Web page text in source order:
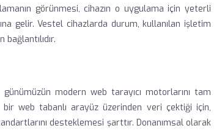
görünmesi, cihazın o uygulama için yeterli
gelir. Vestel cihazlarda durum, kullanılan işletim
modern web tarayıcı motorlarını tam
bir web tabanlı arayüz üzerinden veri çektiği için,
desteklemesi şarttır. Donanımsal olarak